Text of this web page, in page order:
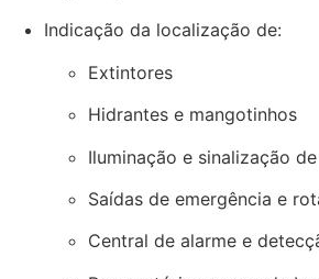
Indicação da localização de:
Extintores
Hidrantes e mangotinhos
Iluminação e sinalização
Saídas de emergência e
Central de alarme e